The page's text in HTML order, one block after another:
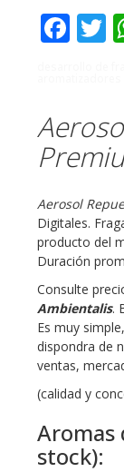
Aerosol
Digitales.
producto del
Duración
Consulte
Ambientalis.
Es muy
dispondra de
ventas,
(calidad y
Aromas
stock):